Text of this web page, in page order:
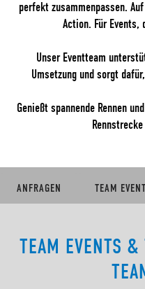
perfekt zusammenpassen.
Action. Für Events,
Unser Eventteam
Umsetzung und sorgt
Genießt spannende Rennen
ANFRAGEN TEAM
TEAM EVENTS &